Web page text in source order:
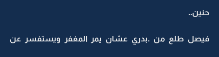
حنين..
فيصل طلع من .بدري عشان يمر المغفر ويستفسر عن